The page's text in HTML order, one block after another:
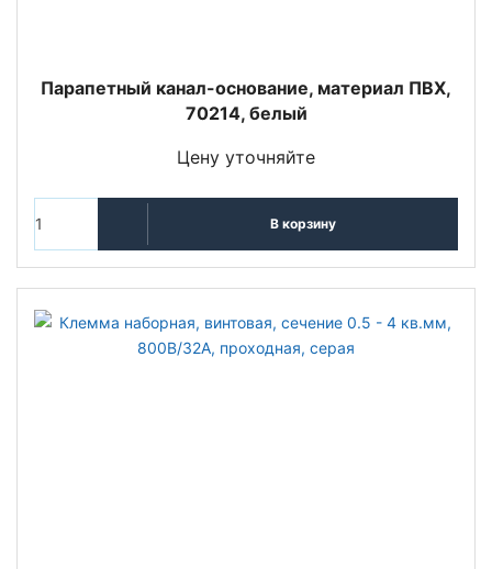
Парапетный канал-основание, материал ПВХ,
70214, белый
Цену уточняйте
В корзину